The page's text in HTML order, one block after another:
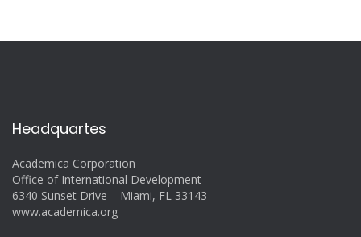
Headquartes
Academica Corporation
Office of International Development
6340 Sunset Drive – Miami, FL 33143
www.academica.org